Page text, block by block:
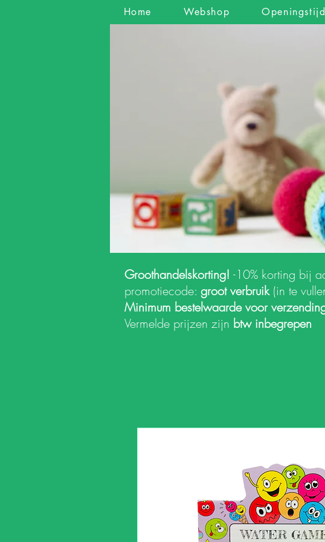
Home Webshop
Groothandelskorting! -10% korting bij
promotiecode: groot verbruik (in te
Minimum bestelwaarde voor
Vermelde prijzen zijn btw inbegrepen